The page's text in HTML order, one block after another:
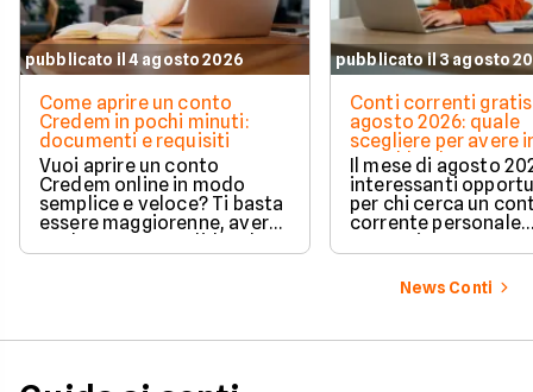
pubblicato il 4 agosto 2026
Come aprire un conto
Credem in pochi minuti:
documenti e requisiti
Vuoi aprire un conto
Credem online in modo
semplice e veloce? Ti basta
essere maggiorenne, avere
un documento valido o lo
SPID e preparare pochi dati
requisiti e i passaggi
pubblicato il 3 agosto
Conti correnti
agosto 2026: quale
scegliere per avere
e cashback?
Il mese di agosto
interessanti
per chi cerca un
corrente personale
conveniente e a
News Conti